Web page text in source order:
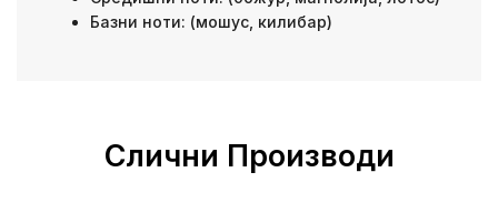
Базни ноти: (мошус, килибар)
Слични Производи